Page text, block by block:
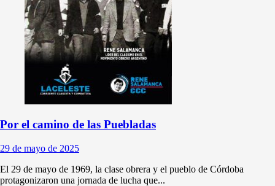
Por el camino de las Puebladas
29 de mayo de 2025
El 29 de mayo de 1969, la clase obrera y el pueblo de Córdoba
protagonizaron una jornada de lucha que...